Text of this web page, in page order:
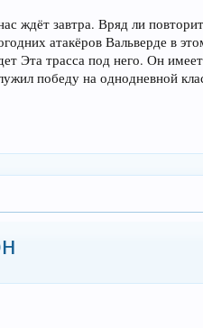
ждёт завтра. Вряд ли
атакёров Вальверде в
Эта трасса под него. Он
победу на однодневной